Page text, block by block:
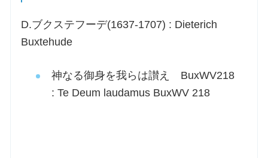
D.ブクステフーデ(1637-1707) : Dieterich
Buxtehude
神なる御身を我らは讃え BuxWV218
: Te Deum laudamus BuxWV 218